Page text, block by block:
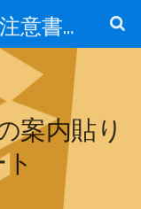
【無料・商用可能】注意書き・張り紙テンプレート【ポスター対応】
案内貼り